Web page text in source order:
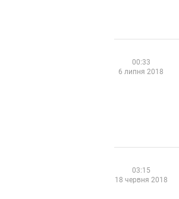
00:33
6 липня 2018
03:15
18 червня 2018